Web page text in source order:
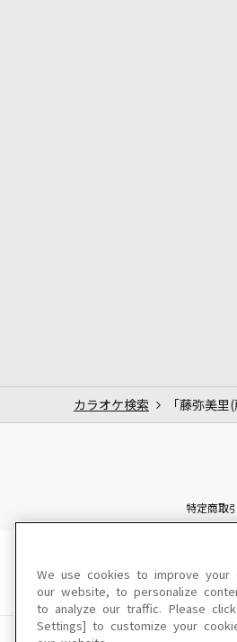
カラオケ検索 「藤弥美
特定商取
このサ
We use cookies to improve your
our website, to personalize
to analyze our traffic. Please
Settings] to customize your